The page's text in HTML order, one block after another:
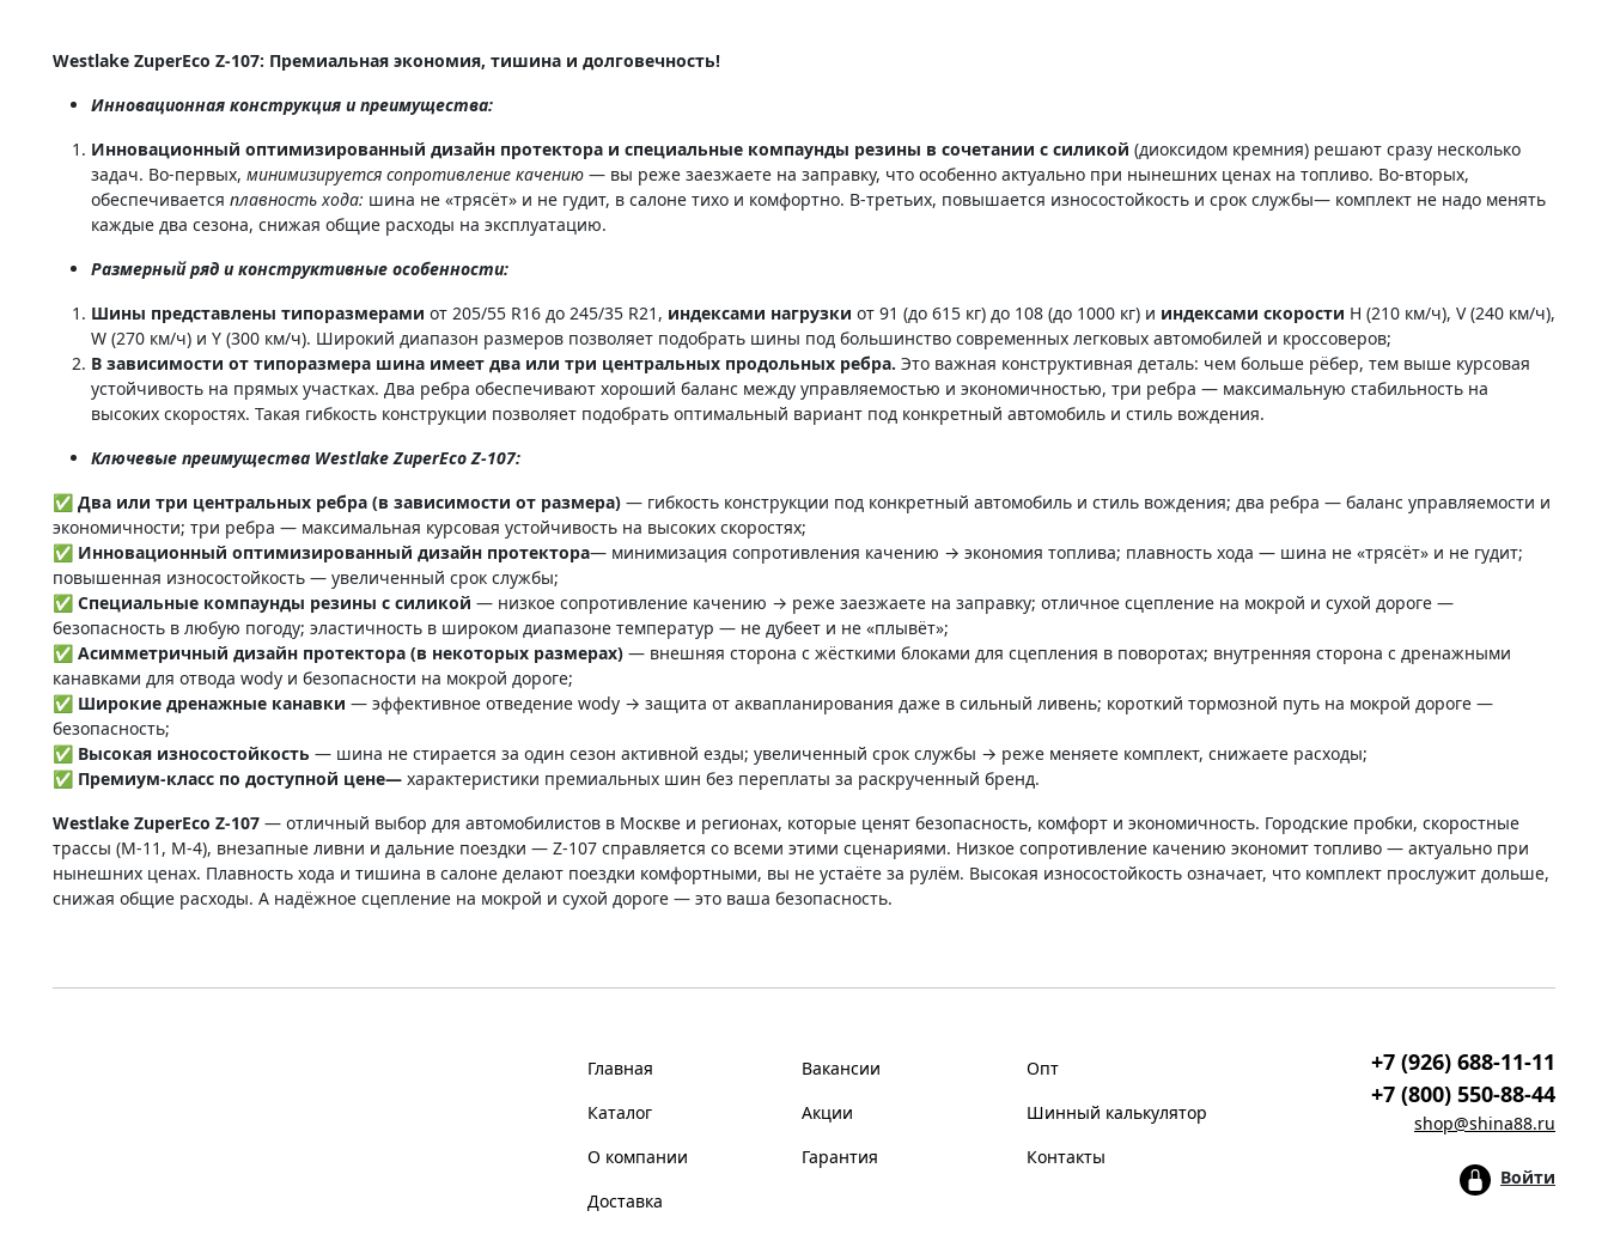
Westlake ZuperEco Z-107: Премиальная экономия, тишина и долговечность!
Инновационная конструкция и преимущества:
Инновационный оптимизированный дизайн протектора и специальные компаунды резины в сочетании с силикой (диоксидом кремния) решают сразу несколько
задач. Во-первых, минимизируется сопротивление качению — вы реже заезжаете на заправку, что особенно актуально при нынешних ценах на топливо. Во-вторых,
обеспечивается плавность хода: шина не «трясёт» и не гудит, в салоне тихо и комфортно. В-третьих, повышается износостойкость и срок службы— комплект не надо менять
каждые два сезона, снижая общие расходы на эксплуатацию.
Размерный ряд и конструктивные особенности:
Шины представлены типоразмерами от 205/55 R16 до 245/35 R21, индексами нагрузки от 91 (до 615 кг) до 108 (до 1000 кг) и индексами скорости H (210 км/ч), V (240 км/ч),
W (270 км/ч) и Y (300 км/ч). Широкий диапазон размеров позволяет подобрать шины под большинство современных легковых автомобилей и кроссоверов;
В зависимости от типоразмера шина имеет два или три центральных продольных ребра. Это важная конструктивная деталь: чем больше рёбер, тем выше курсовая
устойчивость на прямых участках. Два ребра обеспечивают хороший баланс между управляемостью и экономичностью, три ребра — максимальную стабильность на
высоких скоростях. Такая гибкость конструкции позволяет подобрать оптимальный вариант под конкретный автомобиль и стиль вождения.
Ключевые преимущества Westlake ZuperEco Z-107:
✅ Два или три центральных ребра (в зависимости от размера) — гибкость конструкции под конкретный автомобиль и стиль вождения; два ребра — баланс управляемости и
экономичности; три ребра — максимальная курсовая устойчивость на высоких скоростях;
✅ Инновационный оптимизированный дизайн протектора— минимизация сопротивления качению → экономия топлива; плавность хода — шина не «трясёт» и не гудит;
повышенная износостойкость — увеличенный срок службы;
✅ Специальные компаунды резины с силикой — низкое сопротивление качению → реже заезжаете на заправку; отличное сцепление на мокрой и сухой дороге —
безопасность в любую погоду; эластичность в широком диапазоне температур — не дубеет и не «плывёт»;
✅ Асимметричный дизайн протектора (в некоторых размерах) — внешняя сторона с жёсткими блоками для сцепления в поворотах; внутренняя сторона с дренажными
канавками для отвода wody и безопасности на мокрой дороге;
✅ Широкие дренажные канавки — эффективное отведение wody → защита от аквапланирования даже в сильный ливень; короткий тормозной путь на мокрой дороге —
безопасность;
✅ Высокая износостойкость — шина не стирается за один сезон активной езды; увеличенный срок службы → реже меняете комплект, снижаете расходы;
✅ Премиум-класс по доступной цене— характеристики премиальных шин без переплаты за раскрученный бренд.
Westlake ZuperEco Z-107 — отличный выбор для автомобилистов в Москве и регионах, которые ценят безопасность, комфорт и экономичность. Городские пробки, скоростные
трассы (М-11, М-4), внезапные ливни и дальние поездки — Z-107 справляется со всеми этими сценариями. Низкое сопротивление качению экономит топливо — актуально при
нынешних ценах. Плавность хода и тишина в салоне делают поездки комфортными, вы не устаёте за рулём. Высокая износостойкость означает, что комплект прослужит дольше,
снижая общие расходы. А надёжное сцепление на мокрой и сухой дороге — это ваша безопасность.
Главная
Каталог
О компании
Доставка
Вакансии
Акции
Гарантия
Опт
Шинный калькулятор
Контакты
+7 (926) 688-11-11
+7 (800) 550-88-44
shop@shina88.ru
Войти